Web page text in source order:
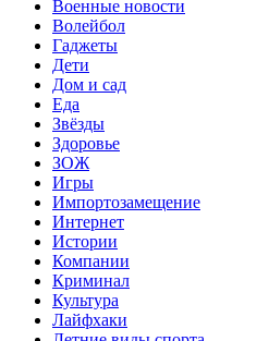
Военные новости
Волейбол
Гаджеты
Дети
Дом и сад
Еда
Звёзды
Здоровье
ЗОЖ
Игры
Импортозамещение
Интернет
Истории
Компании
Криминал
Культура
Лайфхаки